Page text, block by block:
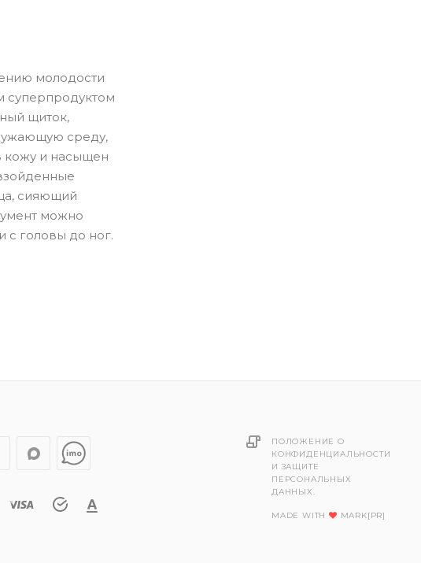
молодости
суперпродуктом
щиток,
среду,
кожу и насыщен
сияющий
можно
с головы до ног.
ПОЛОЖЕНИЕ О
КОНФИДЕНЦИАЛЬНОСТИ
И ЗАЩИТЕ
ПЕРСОНАЛЬНЫХ
ДАННЫХ.
MADE WITH MARK[PR]